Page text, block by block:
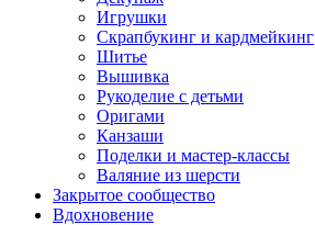
Игрушки
Скрапбукинг и кардмейкинг
Шитье
Вышивка
Рукоделие с детьми
Оригами
Канзаши
Поделки и мастер-классы
Валяние из шерсти
Закрытое сообщество
Вдохновение